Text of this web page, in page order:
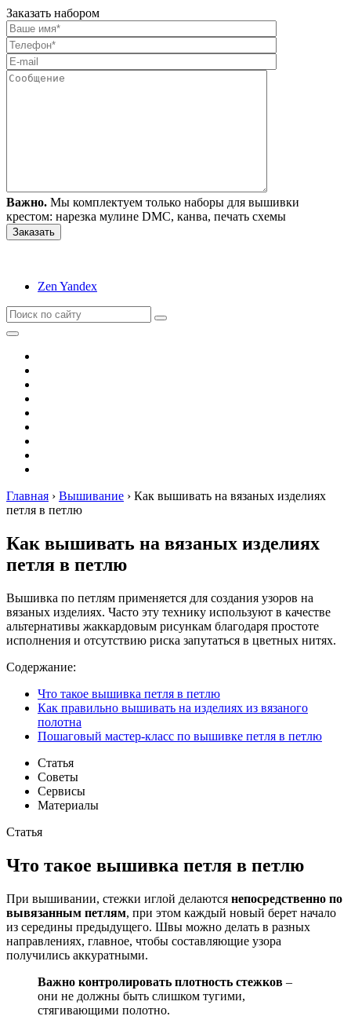
Заказать набором
Важно. Мы комплектуем только наборы для вышивки
крестом: нарезка мулине DMC, канва, печать схемы
Zen Yandex
Главная › Вышивание › Как вышивать на вязаных изделиях
петля в петлю
Как вышивать на вязаных изделиях
петля в петлю
Вышивка по петлям применяется для создания узоров на
вязаных изделиях. Часто эту технику используют в качестве
альтернативы жаккардовым рисункам благодаря простоте
исполнения и отсутствию риска запутаться в цветных нитях.
Содержание:
Что такое вышивка петля в петлю
Как правильно вышивать на изделиях из вязаного
полотна
Пошаговый мастер-класс по вышивке петля в петлю
Статья
Советы
Сервисы
Материалы
Статья
Что такое вышивка петля в петлю
При вышивании, стежки иглой делаются непосредственно по
вывязанным петлям, при этом каждый новый берет начало
из середины предыдущего. Швы можно делать в разных
направлениях, главное, чтобы составляющие узора
получились аккуратными.
Важно контролировать плотность стежков –
они не должны быть слишком тугими,
стягивающими полотно.